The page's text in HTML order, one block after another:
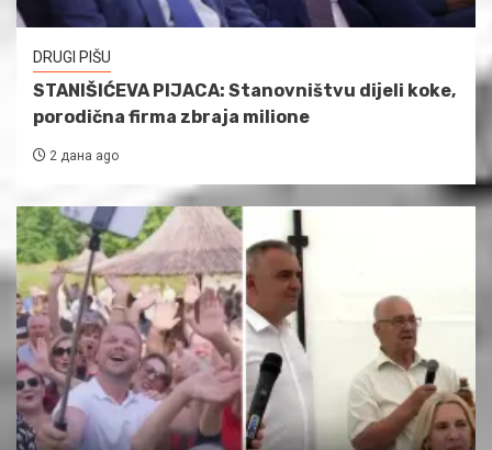
DRUGI PIŠU
STANIŠIĆEVA PIJACA: Stanovništvu dijeli koke,
porodična firma zbraja milione
2 дана ago